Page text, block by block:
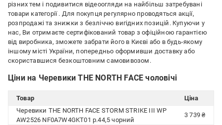
різних тем і подивитися відеоогляди на найбільш затребувані
товари категорії . Для покупця регулярно проводяться акції,
розпродажі та знижки з безліччю вигідних позицій. Купуючи у
нас, Ви отримаєте сертифікований товар з офіційною гарантією
від виробника, зможете забрати його в Києві або в будь-якому
іншому місті України, попередньо оформивши доставку або
скориставшися безкоштовним самовивозом.
Ціни на Черевики THE NORTH FACE чоловічі
Товар
Ціна
Черевики THE NORTH FACE STORM STRIKE III WP
AW2526 NF0A7W4GKT01 р.44,5 чорний
3 739 ₴